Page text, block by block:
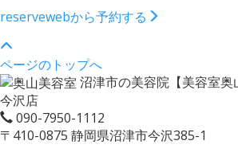
reservewebから予約する
ページのトップへ
沼津市の美容院【美容室奥
今沢店
090-7950-1112
〒410-0875 静岡県沼津市今沢385-1